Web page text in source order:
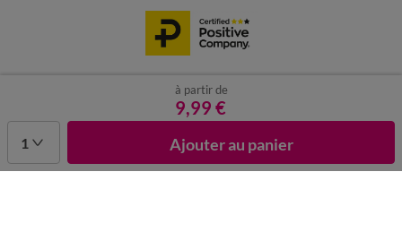
à partir de
9,99 €
1 Ajouter au panier
Données personnelles